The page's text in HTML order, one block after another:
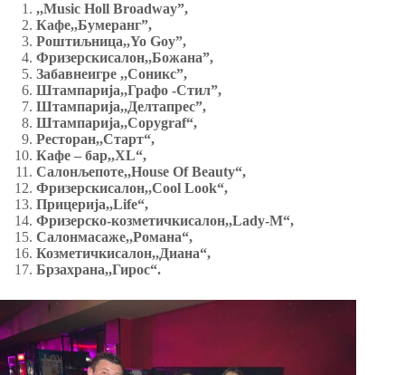
,,Music Holl Broadway”,
Кафе,,Бумеранг”,
Роштиљница,,Yo Goy”,
Фризерскиcалон,,Божана”,
Забавнеигре ,,Соникс”,
Штампарија,,Графо -Стил”,
Штампарија,,Делтапрес”,
Штампарија,,Copygraf“,
Ресторан,,Старт“,
Кафе – бар,,XL“,
Салонљепоте,,House Of Beauty“,
Фризерскисалон,,Cool Look“,
Прицерија,,Lifе“,
Фризерско-козметичкисалон,,Lady-M“,
Салонмасаже,,Романа“,
Козметичкисалон,,Диана“,
Брзахрана,,Гирос“.